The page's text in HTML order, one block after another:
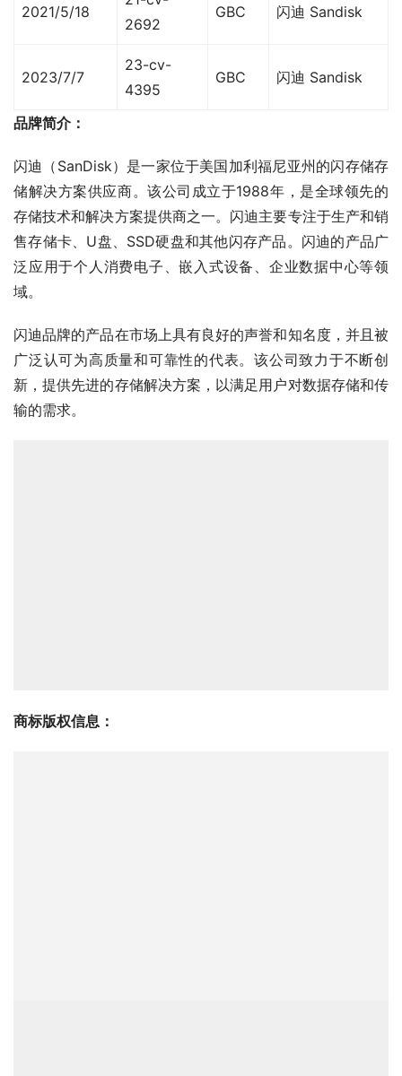
2021/5/18
2692
GBC 闪迪 Sandisk
2023/7/7
23-cv-
4395
GBC 闪迪 Sandisk
品牌简介：
闪迪（SanDisk）是一家位于美国加利福尼亚州的闪存储存
储解决方案供应商。该公司成立于1988年，是全球领先的
存储技术和解决方案提供商之一。闪迪主要专注于生产和销
售存储卡、U盘、SSD硬盘和其他闪存产品。闪迪的产品广
泛应用于个人消费电子、嵌入式设备、企业数据中心等领
域。
闪迪品牌的产品在市场上具有良好的声誉和知名度，并且被
广泛认可为高质量和可靠性的代表。该公司致力于不断创
新，提供先进的存储解决方案，以满足用户对数据存储和传
输的需求。
商标版权信息 ：